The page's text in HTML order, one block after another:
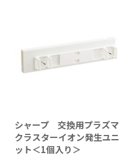
シャープ 交換用プラズマ
クラスターイオン発生ユニ
ット＜1個入り＞